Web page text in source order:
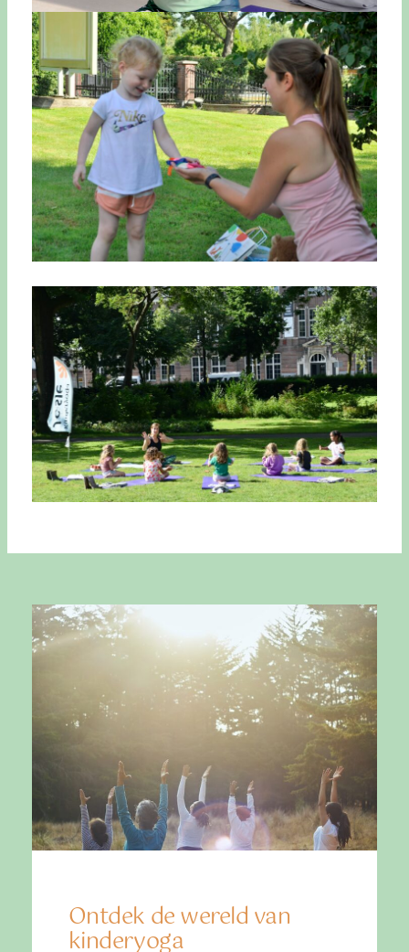
Ontdek de wereld van
kinderyoga